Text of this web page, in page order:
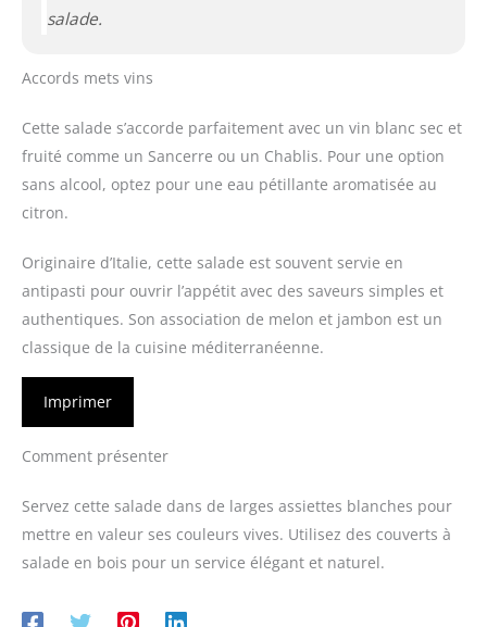
salade.
Accords mets vins
Cette salade s’accorde parfaitement avec un vin blanc sec et
fruité comme un Sancerre ou un Chablis. Pour une option
sans alcool, optez pour une eau pétillante aromatisée au
citron.
Originaire d’Italie, cette salade est souvent servie en
antipasti pour ouvrir l’appétit avec des saveurs simples et
authentiques. Son association de melon et jambon est un
classique de la cuisine méditerranéenne.
Imprimer
Comment présenter
Servez cette salade dans de larges assiettes blanches pour
mettre en valeur ses couleurs vives. Utilisez des couverts à
salade en bois pour un service élégant et naturel.